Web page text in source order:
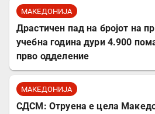
МАКЕДОНИЈА
Драстичен пад на бројот на
учебна година дури 4.900
прво одделение
МАКЕДОНИЈА
СДСМ: Отруена е цела